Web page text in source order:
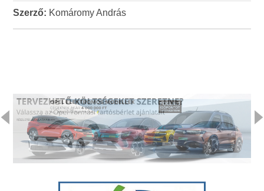
Szerző: Komáromy András